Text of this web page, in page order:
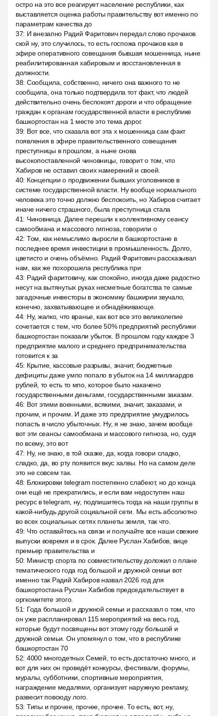
остро на это все реагирует население республики, как
выставляется оценка работы правительству вот именно по
параметрам качества до
37: И внезапно Радий Фаритович передал слово прочаков
ской ну, это случилось, то есть госпожа прочаков кая в
эфире оперативного совещания бывшая мошенница, ныне
реабилитированная хабировым и восстановленная в
должности.
38: Сообщила, собственно, ничего она важного то не
сообщила, она только подтвердила тот факт, что людей
действительно очень беспокоят дороги и что обращение
граждан к органам государственной власти в республике
башкортостан на 1 месте это тема дорог.
39: Вот все, что сказала вот эта x мошенница сам факт
появления в эфире правительственного совещания
преступницы в прошлом, а ныне снова
высокопоставленной чиновницы, говорит о том, что
Хабиров не оставил своих намерений и своей.
40: Концепции о продвижении бывших уголовников в
системе государственной власти. Ну вообще нормального
человека это точно должно беспокоить, но Хабиров считает
иначе ничего страшного, была преступница стала
41: Чиновница. Далее перешли к коллективному сеансу
самообмана и массового гипноза, говорили о
42: Том, как немыслимо выросли в башкортостане в
последнее время инвестиции в промышленность. Долго,
цветисто и очень объёмно. Радий Фаритович рассказывал
нам, как же похорошела республика при
43: Радий фаритовичу, как спокойно, иногда даже радостно
несут на вытянутых руках несметные богатства те самые
загадочные инвесторы в экономику башкирии звучало,
конечно, захватывающее и обнадёживающе.
44: Ну, жалко, что вранье, как вот все это великолепие
сочетается с тем, что более 50% предприятий республики
башкортостан показали убыток. В прошлом году каждое 3
предприятие малого и среднего предпринимательства
готовится к за
45: Крытие, кассовые разрывы, значит, бюджетные
дефициты даже умпо попало в убыток на 14 миллиардов
рублей, то есть то мпо, которое было накачено
государственными деньгами, государственными заказам.
46: Вот этими военными, всякими, значит, заказами, и
прочим, и прочим. И даже это предприятие умудрилось
попасть в число убыточных. Ну, я не знаю, зачем вообще
вот эти сеансы самообмана и массового гипноза, но, судя
по всему, это вот
47: Ну, не знаю, в той сказке, да, когда говори сладко,
сладко, да, во рту появится вкус халвы. Но на самом деле
это не совсем так.
48: Блокировки telegram постепенно слабеют, но до конца
они ещё не прекратились, и если вам недоступен наш
ресурс в telegram, ну, подпишитесь тогда на наши группы в
какой-нибудь другой социальной сети. Мы есть абсолютно
во всех социальных сетях планеты земля, так что.
49: Что оставайтесь на связи и получайте все наши свежие
выпуски вовремя и в срок. Далее Руслан Хабибов, вице
премьер правительства и
50: Министр спорта по совместительству доложил о плане
тематического года год большой и дружной семьи вот
именно так Радий Хабиров назвал 2026 год для
башкортостана Руслан Хабибов председательствует в
оргкомитете этого.
51: Года большой и дружной семьи и рассказал о том, что
он уже распланировал 115 мероприятий на весь год,
которые будут посвящены вот этому году большой и
дружной семьи. Он упомянул о том, что в республике
башкортостан 70
52: 4000 многодетных Семей, то есть достаточно много, и
вот для них он проведёт конкурсы, фестивали, форумы,
муралы, субботники, спортивные мероприятия,
награждение медалями, организует наружную рекламу,
развесит повсюду лого.
53: Типы и прочее, прочее, прочее. То есть, вот, ну,